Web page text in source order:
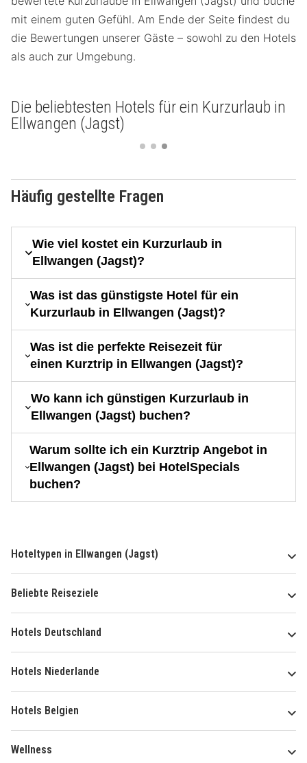
mit einem guten Gefühl. Am Ende der Seite findest du
die Bewertungen unserer Gäste – sowohl zu den Hotels
als auch zur Umgebung.
Die beliebtesten Hotels für ein Kurzurlaub in
Ellwangen (Jagst)
Häufig gestellte Fragen
Wie viel kostet ein Kurzurlaub in
Ellwangen (Jagst)?
Was ist das günstigste Hotel für ein
Kurzurlaub in Ellwangen (Jagst)?
Was ist die perfekte Reisezeit für
einen Kurztrip in Ellwangen (Jagst)?
Wo kann ich günstigen Kurzurlaub in
Ellwangen (Jagst) buchen?
Warum sollte ich ein Kurztrip Angebot in
Ellwangen (Jagst) bei HotelSpecials
buchen?
Hoteltypen in Ellwangen (Jagst)
Beliebte Reiseziele
Hotels Deutschland
Hotels Niederlande
Hotels Belgien
Wellness